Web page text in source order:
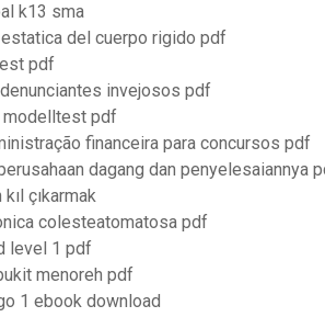
k13 sma
del cuerpo rigido pdf
pdf
invejosos pdf
modelltest pdf
financeira para concursos pdf
dagang dan penyelesaiannya
çıkarmak
colesteatomatosa pdf
level 1 pdf
menoreh pdf
1 ebook download